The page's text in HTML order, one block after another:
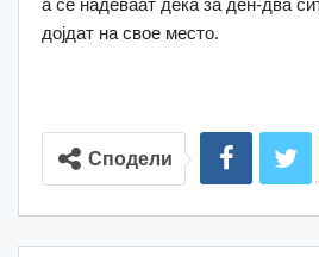
а се надеваат дека за ден-два
дојдат на свое место.
Сподели